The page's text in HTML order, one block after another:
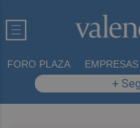
FORO PLAZA EMPRESAS
+